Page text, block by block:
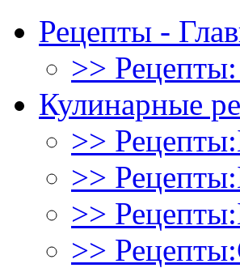
Рецепты -
>>
Кулинарные
>>
>>
>>
>>